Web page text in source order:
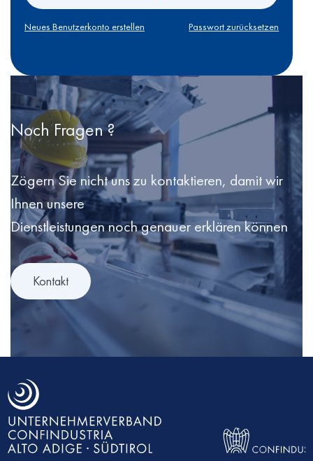
Neues Benutzerkonto erstellen Passwort zurücksetzen
Noch Fragen ?
Zögern Sie nicht uns zu kontaktieren, damit wir
Ihnen unsere
Dienstleistungen noch genauer erklären können
Kontakt